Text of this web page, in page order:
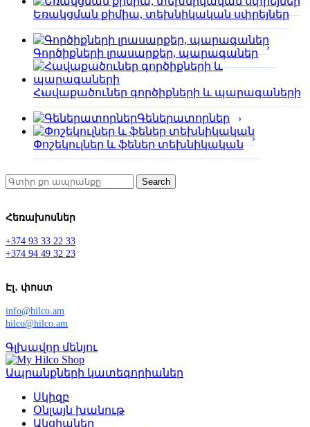
Եռակցման քիմիա, տեխնիկական սփրեյներ
Գործիքների լրասարքեր, պարագաներ
Հավաքածուներ գործիքների և պարագաների
Գեներատորներ
Փոշեկուլներ և ֆեներ տեխնիկական
Search
Հեռախոսներ
+374 93 33 22 33
+374 94 49 32 23
Էլ․ փոստ
info@hilco.am
hilco@hilco.am
Գլխավոր մենյու
Ապրանքների կատեգորիաներ
Սկիզբ
Օնլայն խանութ
Ակցիաներ